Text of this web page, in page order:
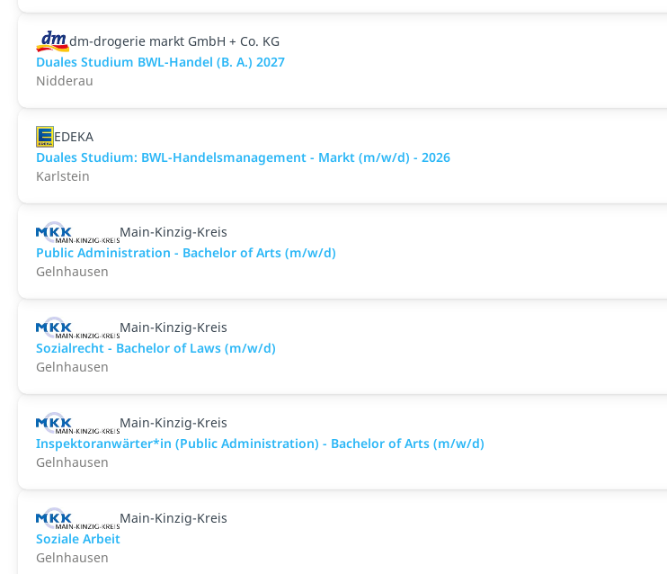
dm-drogerie markt GmbH + Co. KG
Duales Studium BWL-Handel (B. A.) 2027
Nidderau
EDEKA
Duales Studium: BWL-Handelsmanagement - Markt (m/w/d) - 2026
Karlstein
Main-Kinzig-Kreis
Public Administration - Bachelor of Arts (m/w/d)
Gelnhausen
Main-Kinzig-Kreis
Sozialrecht - Bachelor of Laws (m/w/d)
Gelnhausen
Main-Kinzig-Kreis
Inspektoranwärter*in (Public Administration) - Bachelor of Arts (m/w/d)
Gelnhausen
Main-Kinzig-Kreis
Soziale Arbeit
Gelnhausen